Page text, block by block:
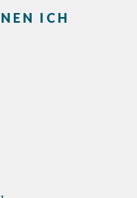
ICH